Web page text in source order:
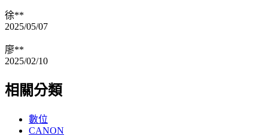
徐**
2025/05/07
廖**
2025/02/10
相關分類
數位
CANON